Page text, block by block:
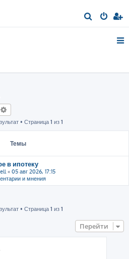
о
• Страница 1 из 1
Темы
в ипотеку
« 05 авг 2026, 17:15
и мнения
• Страница 1 из 1
Перейти